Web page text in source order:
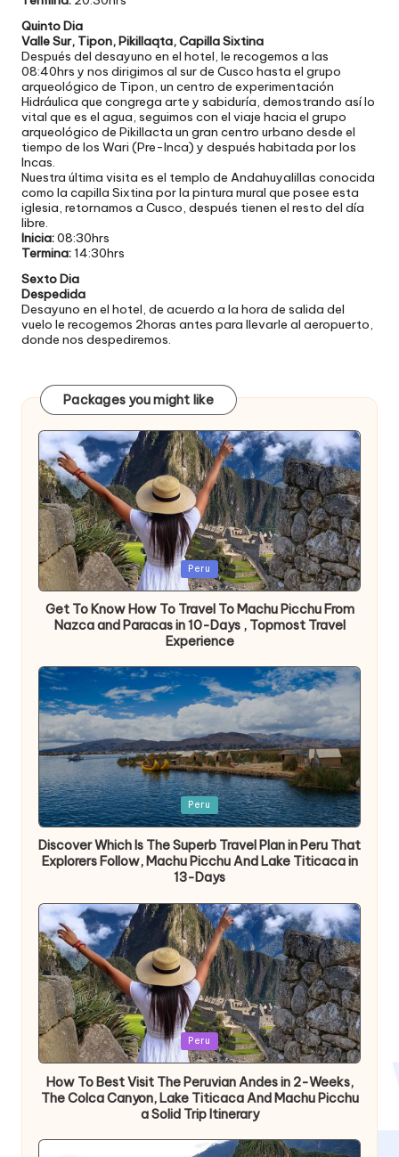
Quinto Dia
Valle Sur, Tipon, Pikillaqta, Capilla Sixtina
Después del desayuno en el hotel, le recogemos a las
08:40hrs y nos dirigimos al sur de Cusco hasta el grupo
arqueológico de Tipon, un centro de experimentación
Hidráulica que congrega arte y sabiduría, demostrando así lo
vital que es el agua, seguimos con el viaje hacia el grupo
arqueológico de Pikillacta un gran centro urbano desde el
tiempo de los Wari (Pre-Inca) y después habitada por los
Incas.
Nuestra última visita es el templo de Andahuyalillas conocida
como la capilla Sixtina por la pintura mural que posee esta
iglesia, retornamos a Cusco, después tienen el resto del día
libre.
Inicia:08:30hrs
Termina: 14:30hrs
Sexto Dia
Despedida
Desayuno en el hotel, de acuerdo a la hora de salida del
vuelo le recogemos 2horas antes para llevarle al aeropuerto,
donde nos despediremos.
Packages you might like
Publicada
en
Peru
Get To Know How To Travel To Machu Picchu From
Nazca and Paracas in 10-Days , Topmost Travel
Experience
Publicada
en
Peru
Discover Which Is The Superb Travel Plan in Peru That
Explorers Follow, Machu Picchu And Lake Titicaca in
13-Days
Publicada
en
Peru
How To Best Visit The Peruvian Andes in 2-Weeks,
The Colca Canyon, Lake Titicaca And Machu Picchu
a Solid Trip Itinerary